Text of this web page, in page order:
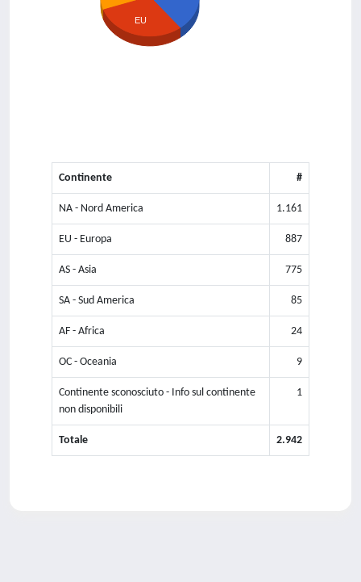
EU
Continente #
NA - Nord America 1.161
EU - Europa 887
AS - Asia 775
SA - Sud America 85
AF - Africa 24
OC - Oceania 9
Continente sconosciuto - Info sul continente
non disponibili
1
Totale 2.942